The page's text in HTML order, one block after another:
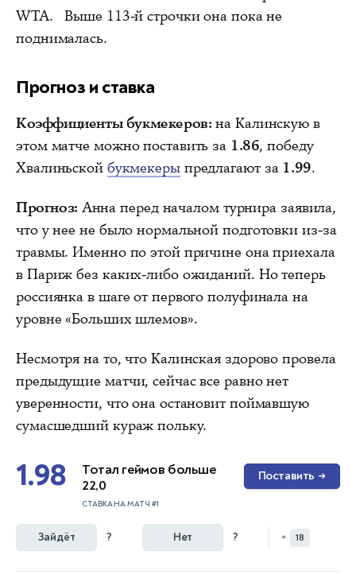
WTA. Выше 113-й строчки она пока не
поднималась.
Прогноз и ставка
Коэффициенты букмекеров: на Калинскую в
этом матче можно поставить за 1.86, победу
Хвалиньской букмекерыпредлагают за 1.99.
Прогноз: Анна перед началом турнира заявила,
что у нее не было нормальной подготовки из-за
травмы. Именно по этой причине она приехала
в Париж без каких-либо ожиданий. Но теперь
россиянка в шаге от первого полуфинала на
уровне «Больших шлемов».
Несмотря на то, что Калинская здорово провела
предыдущие матчи, сейчас все равно нет
уверенности, что она остановит поймавшую
сумасшедший кураж польку.
1.98
Тотал геймов больше
22,0
СТАВКА НА МАТЧ #1
Поставить →
Зайдёт ? Нет ? = 18